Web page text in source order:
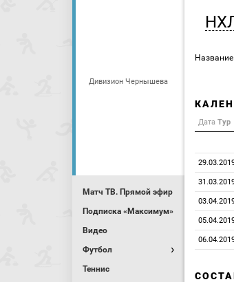
Дивизион Чернышева
Матч ТВ. Прямой эфир
Подписка «Максимум»
Видео
Футбол
Теннис
Дата Тур